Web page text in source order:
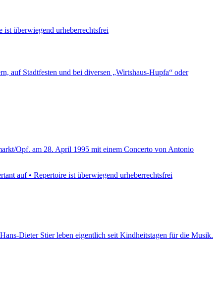
ist überwiegend urheberrechtsfrei
auf Stadtfesten und bei diversen „Wirtshaus-Hupfa“ oder
Opf. am 28. April 1995 mit einem Concerto von Antonio
auf • Repertoire ist überwiegend urheberrechtsfrei
Dieter Stier leben eigentlich seit Kindheitstagen für die Musik.